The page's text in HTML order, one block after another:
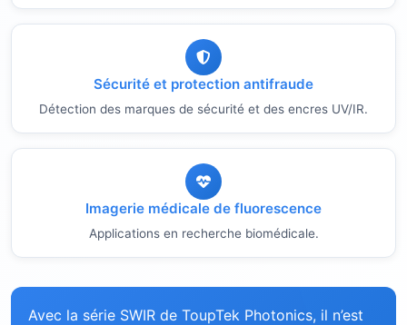
Sécurité et protection antifraude
Détection des marques de sécurité et des encres UV/IR.
Imagerie médicale de fluorescence
Applications en recherche biomédicale.
Avec la série SWIR de ToupTek Photonics, il n’est